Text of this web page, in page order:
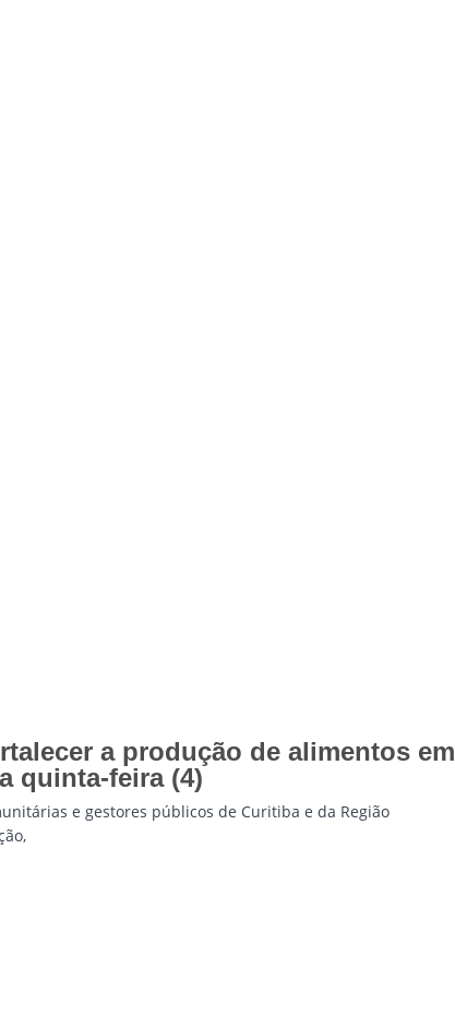
a produção de alimentos em
quinta-feira (4)
e gestores públicos de Curitiba e da Região